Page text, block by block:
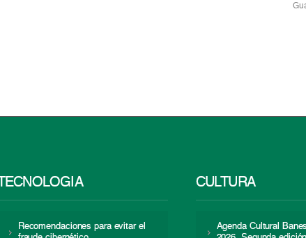
TECNOLOGÍA
Recomendaciones para evitar el
CULTURA
Agenda Cultural